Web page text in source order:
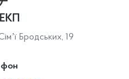
Бродських, 19